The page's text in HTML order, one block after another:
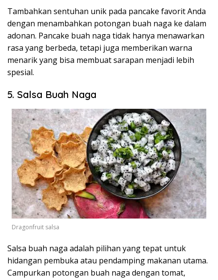
Tambahkan sentuhan unik pada pancake favorit Anda
dengan menambahkan potongan buah naga ke dalam
adonan. Pancake buah naga tidak hanya menawarkan
rasa yang berbeda, tetapi juga memberikan warna
menarik yang bisa membuat sarapan menjadi lebih
spesial.
5. Salsa Buah Naga
Dragonfruit salsa
Salsa buah naga adalah pilihan yang tepat untuk
hidangan pembuka atau pendamping makanan utama.
Campurkan potongan buah naga dengan tomat,